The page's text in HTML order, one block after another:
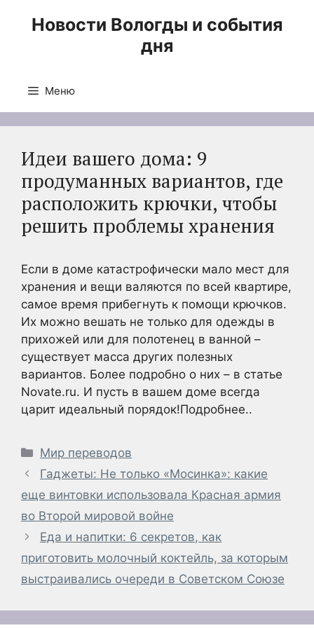
Новости Вологды и события
дня
Меню
Идеи вашего дома: 9
продуманных вариантов, где
расположить крючки, чтобы
решить проблемы хранения
Если в доме катастрофически мало мест для
хранения и вещи валяются по всей квартире,
самое время прибегнуть к помощи крючков.
Их можно вешать не только для одежды в
прихожей или для полотенец в ванной –
существует масса других полезных
вариантов. Более подробно о них – в статье
Novate.ru. И пусть в вашем доме всегда
царит идеальный порядок!Подробнее..
Рубрики
Мир переводов
Гаджеты: Не только «Мосинка»: какие
еще винтовки использовала Красная армия
во Второй мировой войне
Еда и напитки: 6 секретов, как
приготовить молочный коктейль, за которым
выстраивались очереди в Советском Союзе